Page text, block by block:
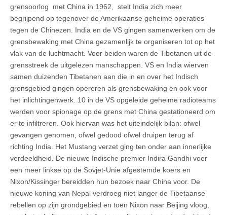
grensoorlog met China in 1962, stelt India zich meer
begrijpend op tegenover de Amerikaanse geheime operaties
tegen de Chinezen. India en de VS gingen samenwerken om de
grensbewaking met China gezamenlijk te organiseren tot op het
vlak van de luchtmacht. Voor beiden waren de Tibetanen uit de
grensstreek de uitgelezen manschappen. VS en India wierven
samen duizenden Tibetanen aan die in en over het Indisch
grensgebied gingen opereren als grensbewaking en ook voor
het inlichtingenwerk. 10 in de VS opgeleide geheime radioteams
werden voor spionage op de grens met China gestationeerd om
er te infiltreren. Ook hiervan was het uiteindelijk bilan: ofwel
gevangen genomen, ofwel gedood ofwel druipen terug af
richting India. Het Mustang verzet ging ten onder aan innerlijke
verdeeldheid. De nieuwe Indische premier Indira Gandhi voer
een meer linkse op de Sovjet-Unie afgestemde koers en
Nixon/Kissinger bereidden hun bezoek naar China voor. De
nieuwe koning van Nepal verdroeg niet langer de Tibetaanse
rebellen op zijn grondgebied en toen Nixon naar Beijing vloog,